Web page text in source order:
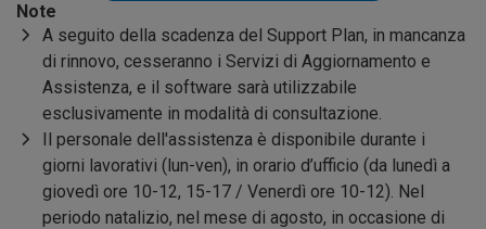
Note
A seguito della scadenza del Support Plan, in mancanza
di rinnovo, cesseranno i Servizi di Aggiornamento e
Assistenza, e il software sarà utilizzabile
esclusivamente in modalità di consultazione.
Il personale dell'assistenza è disponibile durante i
giorni lavorativi (lun-ven), in orario d’ufficio (da lunedì a
giovedì ore 10-12, 15-17 / Venerdì ore 10-12). Nel
periodo natalizio, nel mese di agosto, in occasione di